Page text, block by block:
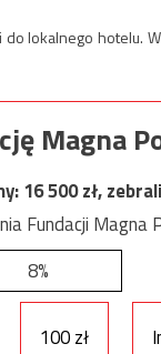
lokalnego hotelu.
Magna
16 500zł,
Fundacji Magna
8%
100 zł